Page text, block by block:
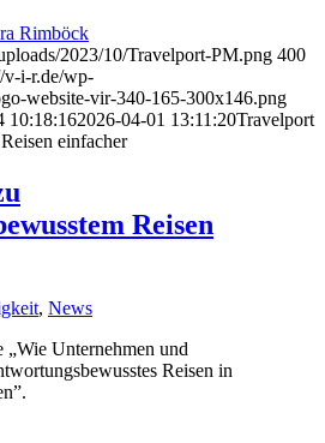
Rimböck
2023/10/Travelport-PM.png 400
v-i-r.de/wp-
website-vir-340-165-300x146.png
10:18:162026-04-01 13:11:20Travelport
einfacher
Reisen
, News
„Wie Unternehmen und
Reisen in